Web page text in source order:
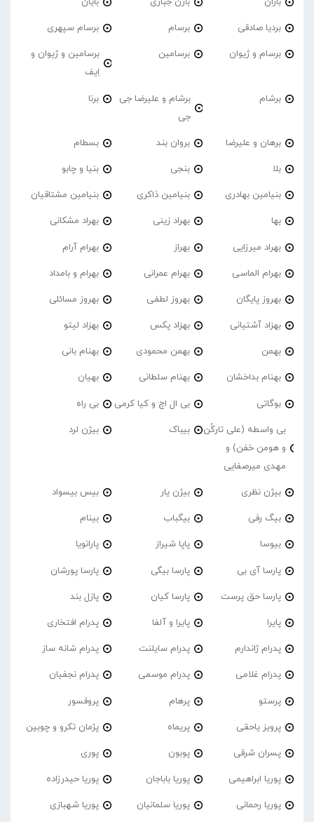
بردیا صادقی برسام برسام سپهری
برسام و ژیوان برسامین
برسامین و ژیوان و
اِیف
برشام
برشام و علیرضا جی
جی
برنا
برهان و علیرضا بروان بند بسطام
بلا بنجی بنیا و چابو
بنیامین بهادری بنیامین ذاکری بنیامین مشتاقیان
بها بهراد زینی بهراد مشکانی
بهراد میرزایی بهراز بهرام آرام
بهرام الماسی بهرام عمرانی بهرام و بامداد
بهروز پایگان بهروز لطفی بهروز مسائلی
بهزاد آشتیانی بهزاد پکس بهزاد لیتو
بهمن بهمن محمودی بهنام بانی
بهنام بداخشان بهنام سلطانی بهیان
بوگاتی بی ال اچ و کیا کرمی بی راه
بی واسطه (علی تارکُن
و هومن خفن) و
مهدی میرصفایی
بیباک بیژن لرد
بیژن نظری بیژن یار بیس بیسواد
بیگ رفی بیگباب بینام
بیوسا پاپا شیراز پارانویا
پارسا آی بی پارسا بیگی پارسا پورشان
پارسا حق پرست پارسا کیان پازل بند
پایرا پایرا و آلفا پدرام افتخاری
پدرام ژاندارم پدرام‌ سایلنت پدرام شانه ساز
پدرام غلامی پدرام موسمی پدرام نجفیان
پرستو پرهام پروفسور
پرویز یاحقی پریماه پژمان تکرو و چوبین
پسران شرقی پوبون پوری
پوریا ابراهیمی پوریا باباجان پوریا حیدرزاده
پوریا رحمانی پوریا سلمانیان پوریا شهبازی